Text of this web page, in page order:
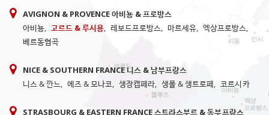
AVIGNON & PROVENCE 아비뇽 & 프로방스
아비뇽, 고르드 & 루시용, 레보드프로방스, 마르세유, 엑상프로방스,
베르동협곡
NICE & SOUTHERN FRANCE 니스 & 남부프랑스
니스 & 깐느, 에즈 & 모나코, 생장캡페라, 생폴 & 생트로페, 코르시카
STRASBOURG & EASTERN FRANCE 스트라스부르 & 동부프랑스